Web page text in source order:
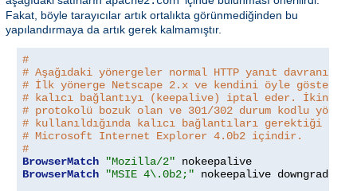
Fakat, böyle tarayıcılar artık ortalıkta görünmediğinden bu
yapılandırmaya da artık gerek kalmamıştır.
#
# Aşağıdaki yönergeler normal HTTP yanıt
# İlk yönerge Netscape 2.x ve kendini öyle
# kalıcı bağlantıyı (keepalive) iptal eder. İkinci
# protokolü bozuk olan ve 301/302 durum kodlu
# kullanıldığında kalıcı bağlantıları gerektiği gibi
# Microsoft Internet Explorer 4.0b2 içindir.
#
BrowserMatch
"Mozilla/2"
BrowserMatch
"MSIE 4\.0b2;" nokeepalive downgrade-1